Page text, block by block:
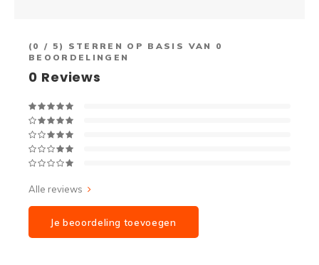
( 0 / 5) STERREN OP BASIS VAN 0
BEOORDELINGEN
0 Reviews
Alle reviews
Je beoordeling toevoegen